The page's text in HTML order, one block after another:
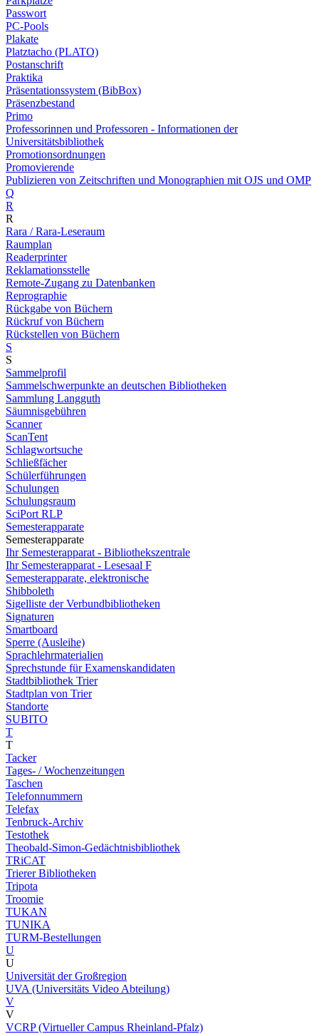
Passwort
PC-Pools
Plakate
Platztacho (PLATO)
Postanschrift
Praktika
Präsentationssystem (BibBox)
Präsenzbestand
Primo
Professorinnen und Professoren - Informationen der
Universitätsbibliothek
Promotionsordnungen
Promovierende
Publizieren von Zeitschriften und Monographien mit OJS und OMP
Q
R
R
Rara / Rara-Leseraum
Raumplan
Readerprinter
Reklamationsstelle
Remote-Zugang zu Datenbanken
Reprographie
Rückgabe von Büchern
Rückruf von Büchern
Rückstellen von Büchern
S
S
Sammelprofil
Sammelschwerpunkte an deutschen Bibliotheken
Sammlung Langguth
Säumnisgebühren
Scanner
ScanTent
Schlagwortsuche
Schließfächer
Schülerführungen
Schulungen
Schulungsraum
SciPort RLP
Semesterapparate
Semesterapparate
Ihr Semesterapparat - Bibliothekszentrale
Ihr Semesterapparat - Lesesaal F
Semesterapparate, elektronische
Shibboleth
Sigelliste der Verbundbibliotheken
Signaturen
Smartboard
Sperre (Ausleihe)
Sprachlehrmaterialien
Sprechstunde für Examenskandidaten
Stadtbibliothek Trier
Stadtplan von Trier
Standorte
SUBITO
T
T
Tacker
Tages- / Wochenzeitungen
Taschen
Telefonnummern
Telefax
Tenbruck-Archiv
Testothek
Theobald-Simon-Gedächtnisbibliothek
TRiCAT
Trierer Bibliotheken
Tripota
Troomie
TUKAN
TUNIKA
TURM-Bestellungen
U
U
Universität der Großregion
UVA (Universitäts Video Abteilung)
V
V
VCRP (Virtueller Campus Rheinland-Pfalz)